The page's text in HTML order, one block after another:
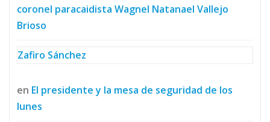
coronel paracaidista Wagnel Natanael Vallejo
Brioso
Zafiro Sánchez
en El presidente y la mesa de seguridad de los
lunes